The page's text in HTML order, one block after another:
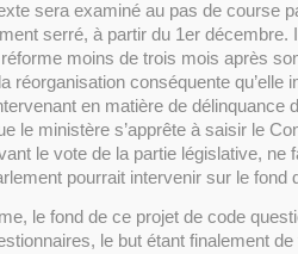
sera examiné au pas de course
serré, à partir du 1er décembre.
moins de trois mois après
réorganisation conséquente qu’elle
en matière de délinquance
le ministère s’apprête à saisir le
le vote de la partie législative, ne
pourrait intervenir sur le fond
le fond de ce projet de code
le but étant finalement de